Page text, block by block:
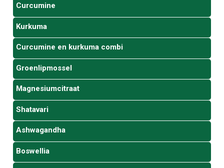
Curcumine
Kurkuma
Curcumine en kurkuma combi
Groenlipmossel
Magnesiumcitraat
Shatavari
Ashwagandha
Boswellia